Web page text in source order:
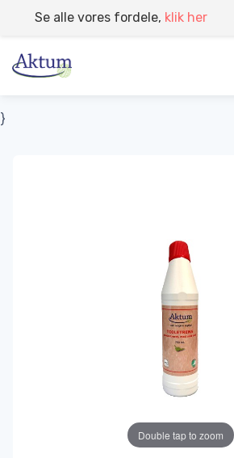
Se alle vores fordele, klik her
}
Double tap to zoom